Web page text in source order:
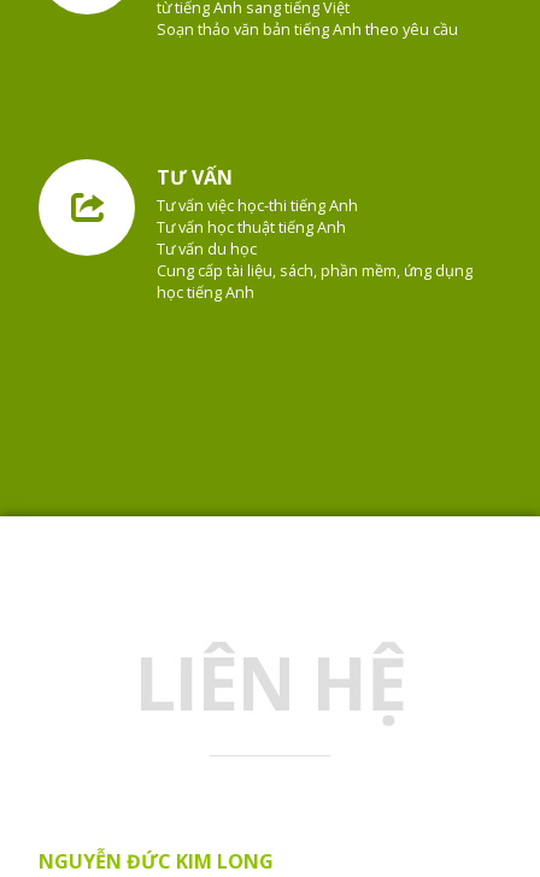
từ tiếng Anh sang tiếng Việt
Soạn thảo văn bản tiếng Anh theo yêu cầu
TƯ VẤN
Tư vấn việc học-thi tiếng Anh
Tư vấn học thuật tiếng Anh
Tư vấn du học
Cung cấp tài liệu, sách, phần mềm, ứng dụng
học tiếng Anh
LIÊN HỆ
NGUYỄN ĐỨC KIM LONG